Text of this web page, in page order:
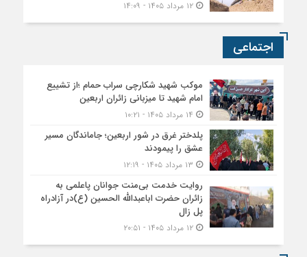
۱۲ مرداد ۱۴۰۵ - ۱۴:۰۹
اجتماعی
موکب شهید شکارچی سراب حمام ؛از تشییع
امام شهید تا میزبانی زائران اربعین
پلدختر غرق در شور اربعین؛ جاماندگان مسیر
عشق را پیمودند
روایت خدمت بی‌منت جوانان پاعلمی به
زائران حضرت اباعبدالله الحسین (ع)در آزادراه
پل زال
۱۲ مرداد ۱۴۰۵ - ۲۰:۵۱